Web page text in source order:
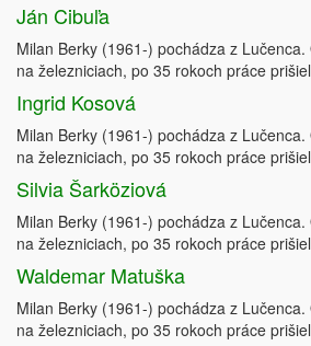
Ján Cibuľa
Milan Berky (1961-) pochádza z
na železniciach, po 35 rokoch práce
Ingrid Kosová
Milan Berky (1961-) pochádza z
na železniciach, po 35 rokoch práce
Silvia Šarköziová
Milan Berky (1961-) pochádza z
na železniciach, po 35 rokoch práce
Waldemar Matuška
Milan Berky (1961-) pochádza z
na železniciach, po 35 rokoch práce